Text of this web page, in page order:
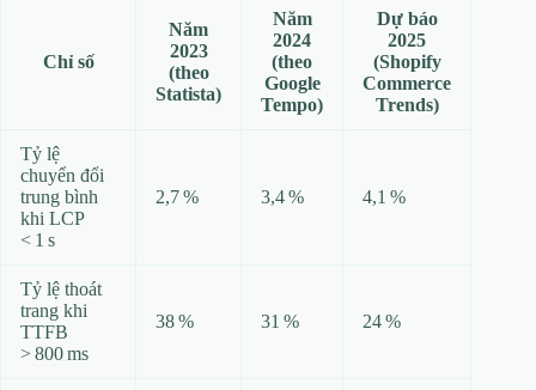
Chỉ số
Năm
2023
(theo
Statista)
Năm
2024
(theo
Google
Tempo)
Dự báo
2025
(Shopify
Commerce
Trends)
Tỷ lệ
chuyển đổi
trung bình
khi LCP
< 1 s
2,7 % 3,4 % 4,1 %
Tỷ lệ thoát
trang khi
TTFB
> 800 ms
38 % 31 % 24 %